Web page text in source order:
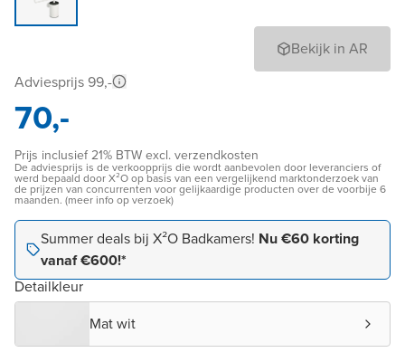
Bekijk in AR
Adviesprijs 99,-
70,-
Prijs inclusief 21% BTW excl. verzendkosten
De adviesprijs is de verkoopprijs die wordt aanbevolen door leveranciers of
werd bepaald door X²O op basis van een vergelijkend marktonderzoek van
de prijzen van concurrenten voor gelijkaardige producten over de voorbije 6
maanden. (meer info op verzoek)
Summer deals bij X²O Badkamers! Nu €60 korting
vanaf €600!*
Detailkleur
Mat wit